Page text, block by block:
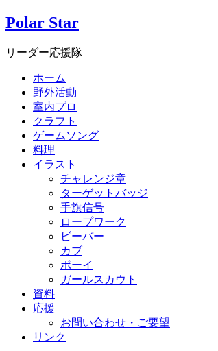
Polar Star
リーダー応援隊
ホーム
野外活動
室内プロ
クラフト
ゲームソング
料理
イラスト
チャレンジ章
ターゲットバッジ
手旗信号
ロープワーク
ビーバー
カブ
ボーイ
ガールスカウト
資料
応援
お問い合わせ・ご要望
リンク